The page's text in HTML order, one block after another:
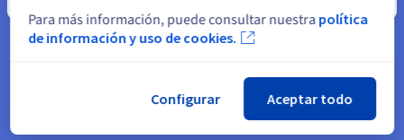
sesiones de juego fluidas y sin interrupciones. especialmente
diseñada para proteger a nuestros servidores frente a los
Para más información, puede consultar nuestra política
de información y uso de cookies.
Configurar Aceptar todo